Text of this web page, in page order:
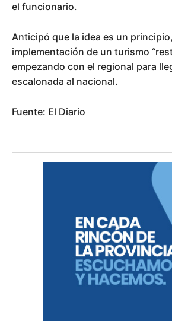
el funcionario.
Anticipó que la idea es un
implementación de un turismo
empezando con el regional para
escalonada al nacional.
Fuente: El Diario